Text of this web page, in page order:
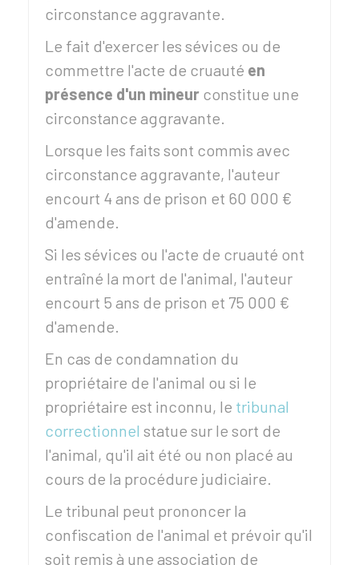
circonstance aggravante.
Le fait d'exercer les sévices ou de
commettre l'acte de cruauté en
présence d'un mineur constitue une
circonstance aggravante.
Lorsque les faits sont commis avec
circonstance aggravante, l'auteur
encourt 4 ans de prison et 60 000 €
d'amende.
Si les sévices ou l'acte de cruauté ont
entraîné la mort de l'animal, l'auteur
encourt 5 ans de prison et 75 000 €
d'amende.
En cas de condamnation du
propriétaire de l'animal ou si le
propriétaire est inconnu, le tribunal
correctionnel statue sur le sort de
l'animal, qu'il ait été ou non placé au
cours de la procédure judiciaire.
Le tribunal peut prononcer la
confiscation de l'animal et prévoir qu'il
soit remis à une association de